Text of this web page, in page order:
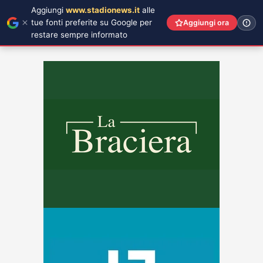
Aggiungi www.stadionews.it alle
tue fonti preferite su Google per
restare sempre informato
Aggiungi ora